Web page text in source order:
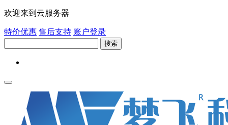
欢迎来到云服务器
特价优惠 售后支持 账户登录
搜索